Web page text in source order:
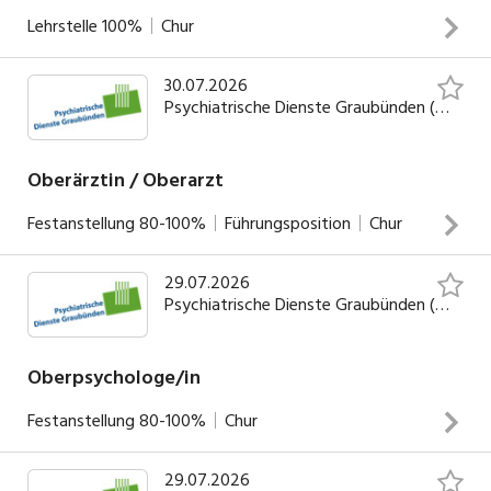
Lehrstelle100% Chur
INSERAT ANSEHEN30.07.2026
Psychiatrische Dienste Graubünden (PDGR)
Oberärztin / Oberarzt
Festanstellung80-100% Führungsposition Chur
Sie führen ambulante kinder- und jugendpsychiatrische
Behandlungen durchSie pflegen Kontakt zu unseren
interdisziplinären Netzwerk-PartnernSie wirken in der
Weiter- und Fortbildung mit und betreuen Assistenzärzte
29.07.2026
Psychiatrische Dienste Graubünden (PDGR)
Oberpsychologe/in
Festanstellung80-100% Chur
Sie führen den Fachbereich Forensik fachlich und
29.07.2026